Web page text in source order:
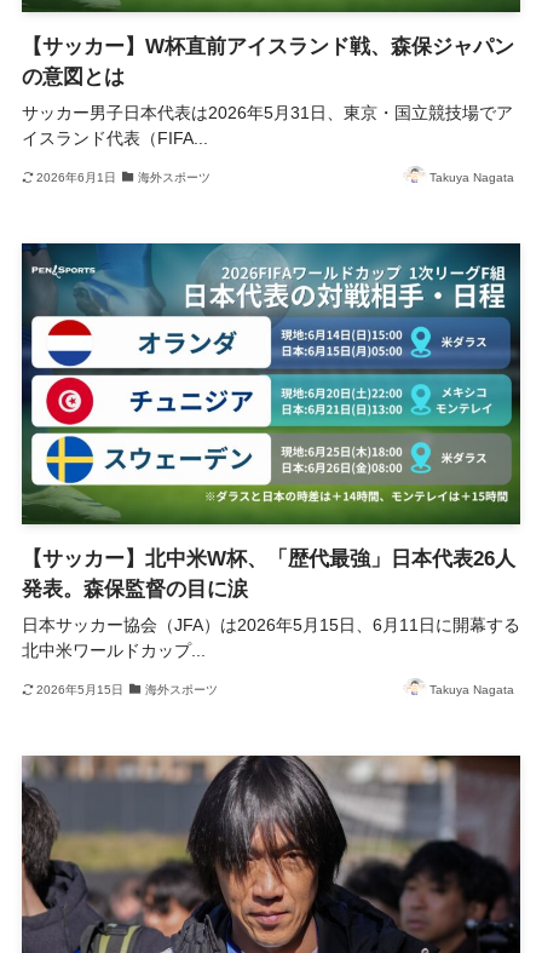
【サッカー】W杯直前アイスランド戦、森保ジャパン
の意図とは
サッカー男子日本代表は2026年5月31日、東京・国立競技場でア
イスランド代表（FIFA...
2026年6月1日 海外スポーツ Takuya Nagata
【サッカー】北中米W杯、「歴代最強」日本代表26人
発表。森保監督の目に涙
日本サッカー協会（JFA）は2026年5月15日、6月11日に開幕する
北中米ワールドカップ...
2026年5月15日 海外スポーツ Takuya Nagata